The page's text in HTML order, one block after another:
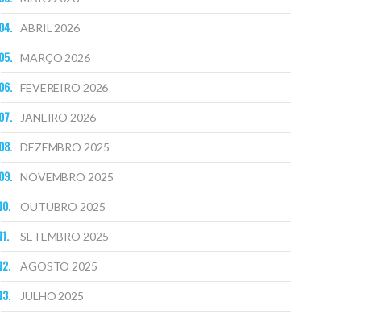
ABRIL 2026
MARÇO 2026
FEVEREIRO 2026
JANEIRO 2026
DEZEMBRO 2025
NOVEMBRO 2025
OUTUBRO 2025
SETEMBRO 2025
AGOSTO 2025
JULHO 2025